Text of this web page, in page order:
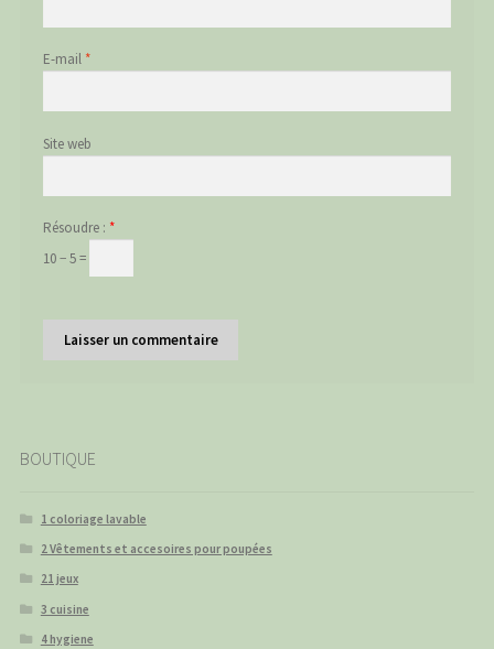
E-mail *
Site web
Résoudre : *
10 − 5 =
BOUTIQUE
1 coloriage lavable
2 Vêtements et accesoires pour poupées
21 jeux
3 cuisine
4 hygiene